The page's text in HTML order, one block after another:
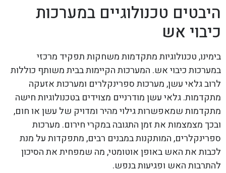
היבטים טכנולוגיים במערכות
כיבוי אש
בימינו, טכנולוגיות מתקדמות משחקות תפקיד מרכזי
במערכות כיבוי אש. המערכות הקיימות בבית משותף כוללות
לרוב גלאי עשן, מערכות ספרינקלרים ומערכות אזעקה
מתקדמות. גלאי עשן מודרניים מצוידים בטכנולוגיות חישה
מתקדמות שמאפשרות גילוי מהיר ומדויק של עשן או חום,
ובכך מצמצמות את זמן התגובה במקרי חירום. מערכות
ספרינקלרים, המותקנות במבנים רבים, מתפקדות על מנת
לכבות את האש באופן אוטומטי, מה שמפחית את הסיכון
להתרבות האש ופגיעות בנפש.